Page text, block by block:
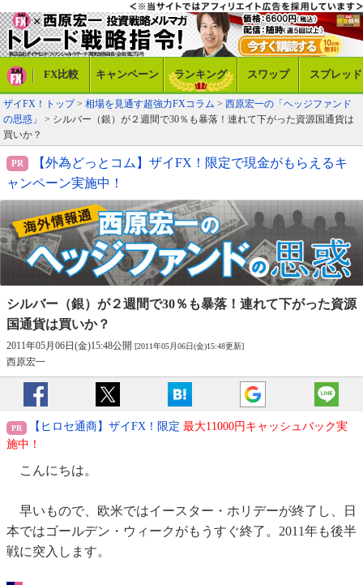
FX比較 キャンペーン ランキング スワップ スプレッド
ザイFX！トップ> 相場を見通す超強力FXコラム > 西原宏一の「ヘッジファンド
の思惑」
> シルバー（銀）が２週間で30％も暴落！連れて下がった資源国通貨は
買いか？
【外為どっとコム】ザイFX！限定で現金がもらえるキ
ャンペーン実施中！
シルバー（銀）が２週間で30％も暴落！ 連れて下がった資源
国通貨は買いか？
2011年05月06日(金)15:48公開 [2011年05月06日(金)15:48更新]
西原宏一
【ヒロセ通商】ザイFX！限定 最大11000円キャッシュバック実
施中！
こんにちは。
早いもので、欧米ではイースター・ホリデーが終了し、日
本ではゴールデン・ウィークがもうすぐ終了。2011年も後半
戦に突入します。